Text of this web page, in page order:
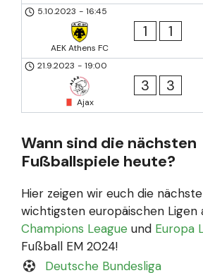
5.10.2023 - 16:45
AEK Athens FC
1 1
21.9.2023 - 19:00
Ajax
3 3
Wann sind die nächsten
Fußballspiele heute?
Hier zeigen wir euch die
wichtigsten europäischen Ligen
Champions League und Europa
Fußball EM 2024!
Deutsche Bundesliga